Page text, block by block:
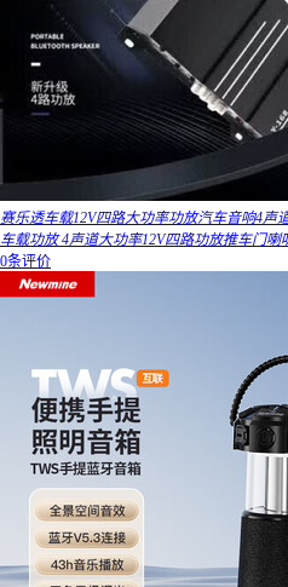
赛乐透车载12V四路大功率功放汽车音响4声
车载功放 4声道大功率12V四路功放推车门喇
0条评价